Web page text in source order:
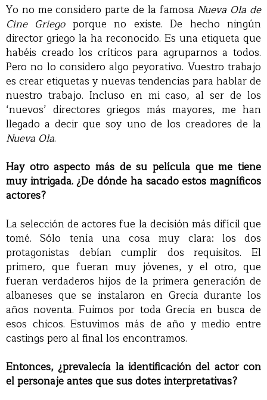
Yo no me considero parte de la famosa Nueva Ola de
Cine Griegoporque no existe. De hecho ningún
director griego la ha reconocido. Es una etiqueta que
habéis creado los críticos para agruparnos a todos.
Pero no lo considero algo peyorativo. Vuestro trabajo
es crear etiquetas y nuevas tendencias para hablar de
nuestro trabajo. Incluso en mi caso, al ser de los
‘nuevos’ directores griegos más mayores, me han
llegado a decir que soy uno de los creadores de la
Nueva Ola.
Hay otro aspecto más de su película que me tiene
muy intrigada. ¿De dónde ha sacado estos magníficos
actores?
La selección de actores fue la decisión más difícil que
tomé. Sólo tenía una cosa muy clara: los dos
protagonistas debían cumplir dos requisitos. El
primero, que fueran muy jóvenes, y el otro, que
fueran verdaderos hijos de la primera generación de
albaneses que se instalaron en Grecia durante los
años noventa. Fuimos por toda Grecia en busca de
esos chicos. Estuvimos más de año y medio entre
castings pero al final los encontramos.
Entonces, ¿prevalecía la identificación del actor con
el personaje antes que sus dotes interpretativas?